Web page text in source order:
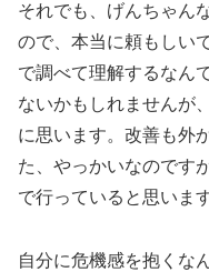
それでも、げんちゃん
ので、本当に頼もしい
で調べて理解するなん
ないかもしれませんが
に思います。改善も外
た、やっかいなのです
で行っていると思います
自分に危機感を抱くな